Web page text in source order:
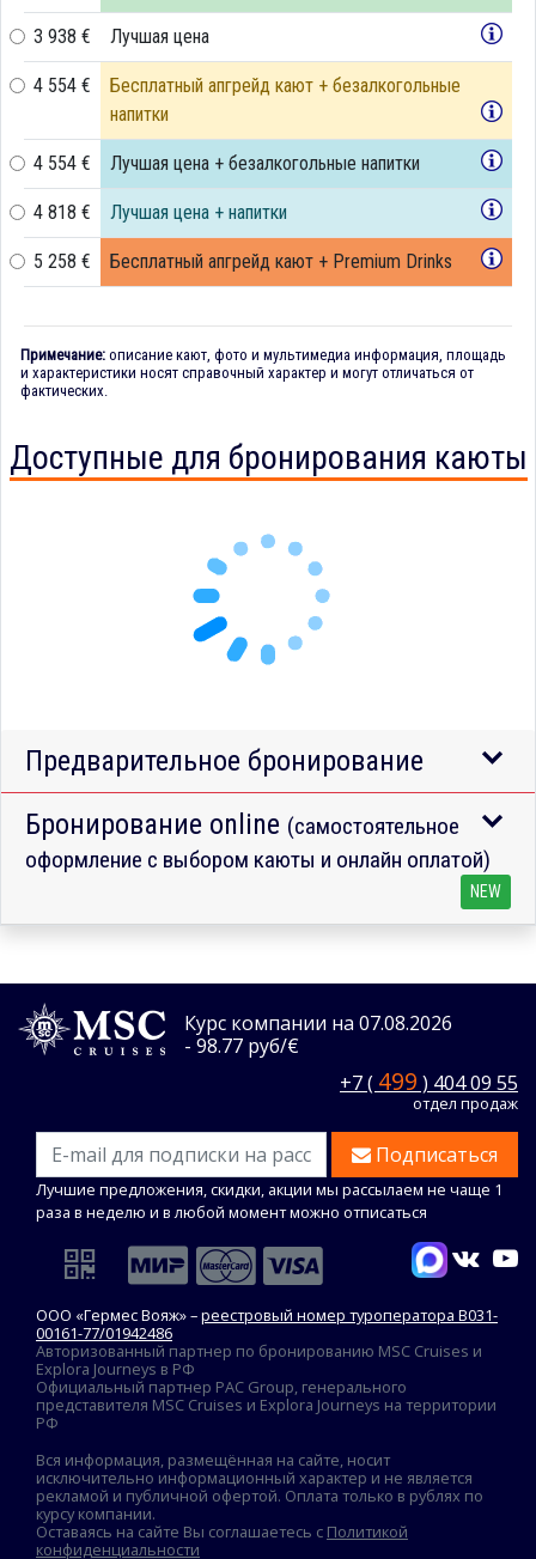
3 938 € Лучшая цена
4 554 €
Бесплатный апгрейд кают + безалкогольные
напитки
4 554 € Лучшая цена + безалкогольные напитки
4 818 € Лучшая цена + напитки
5 258 € Бесплатный апгрейд кают + Premium Drinks
Примечание: описание кают, фото и мультимедиа информация, площадь
и характеристики носят справочный характер и могут отличаться от
фактических.
Доступные для бронирования каюты
Предварительное бронирование
Бронирование online (самостоятельное
оформление с выбором каюты и онлайн оплатой)
NEW
Курс компании на 07.08.2026
- 98.77 руб/€
+7 ( 499 ) 404 09 55
отдел продаж
Подписаться
Лучшие предложения, скидки, акции мы рассылаем не чаще 1
раза в неделю и в любой момент можно отписаться
ООО «Гермес Вояж» –реестровый номер туроператора В031-
00161-77/01942486
Авторизованный партнер по бронированию MSC Cruises и
Explora Journeys в РФ
Официальный партнер PAC Group, генерального
представителя MSC Cruises и Explora Journeys на территории
РФ
Вся информация, размещённая на сайте, носит
исключительно информационный характер и не является
рекламой и публичной офертой. Оплата только в рублях по
курсу компании.
Оставаясь на сайте Вы соглашаетесь с Политикой
конфиденциальности